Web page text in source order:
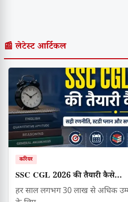
📰 लेटेस्ट आर्टिकल
करियर
SSC CGL 2026 की तैयारी कैसे...
हर साल लगभग 30 लाख से अधिक